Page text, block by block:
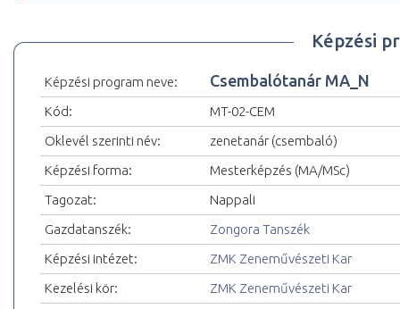
Képzési
Képzési program neve: Csembalótanár MA_N
Kód:
MT-02-CEM
Oklevél szerinti név:
zenetanár (csembaló)
Képzési forma:
Mesterképzés (MA/MSc)
Tagozat:
Nappali
Gazdatanszék:
Zongora Tanszék
Képzési intézet:
ZMK Zeneművészeti Kar
Kezelési kör:
ZMK Zeneművészeti Kar